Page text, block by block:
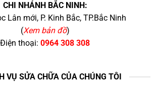
CHI NHÁNH BẮC NINH:
Lân mới, P. Kinh Bắc, TP.Bắc Ninh
(Xem bản đồ)
Điện thoại: 0964 308 308
VỤ SỬA CHỮA CỦA CHÚNG TÔI